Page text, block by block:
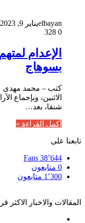
elbayanيناير 9, 2023
0
الإعدام
بسوهاج
كتب – محمد مهدى
شنقا، بعد…
أكمل القراءة »
تابعنا على
38٬644 Fans
0 متابعون
1٬300 متابعون
المقالات والاخبار الاكثر